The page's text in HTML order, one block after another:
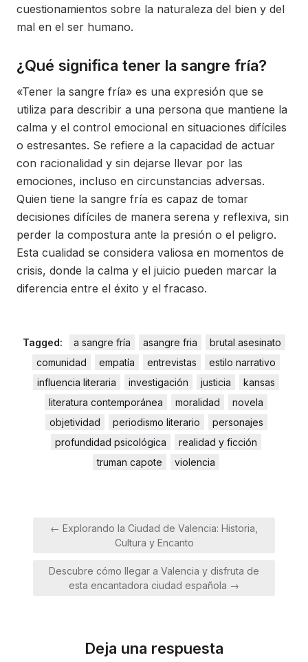
cuestionamientos sobre la naturaleza del bien y del
mal en el ser humano.
¿Qué significa tener la sangre fría?
«Tener la sangre fría» es una expresión que se
utiliza para describir a una persona que mantiene la
calma y el control emocional en situaciones difíciles
o estresantes. Se refiere a la capacidad de actuar
con racionalidad y sin dejarse llevar por las
emociones, incluso en circunstancias adversas.
Quien tiene la sangre fría es capaz de tomar
decisiones difíciles de manera serena y reflexiva, sin
perder la compostura ante la presión o el peligro.
Esta cualidad se considera valiosa en momentos de
crisis, donde la calma y el juicio pueden marcar la
diferencia entre el éxito y el fracaso.
Tagged: a sangre fría asangre fria
brutal asesinato
comunidad
empatía entrevistas
estilo narrativo
influencia literaria
investigación justicia
kansas
literatura contemporánea
moralidad
novela
objetividad
periodismo literario
personajes
profundidad psicológica
realidad y ficción
truman capote
violencia
Navegación
← Explorando la Ciudad de Valencia: Historia,
Cultura y Encanto
Descubre cómo llegar a Valencia y disfruta de
esta encantadora ciudad española →
Deja una respuesta